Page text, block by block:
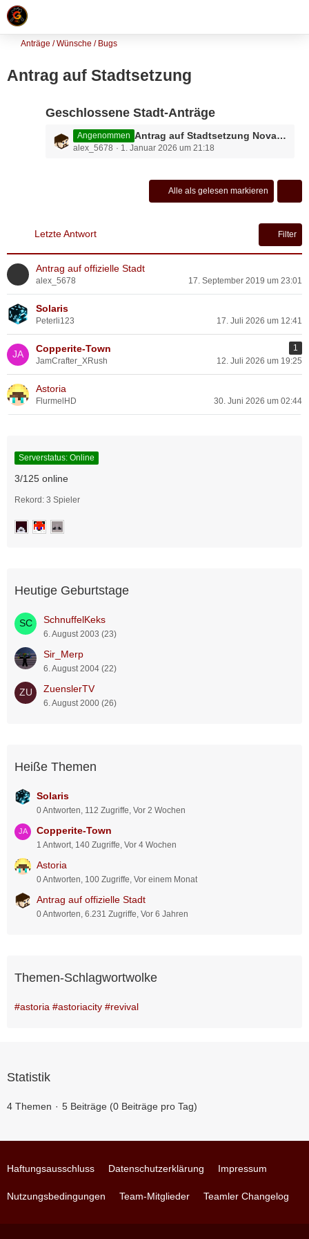
Anträge / Wünsche / Bugs
Antrag auf Stadtsetzung
Geschlossene Stadt-Anträge
L
e
e
r
ä
e
Angenommen Antrag auf Stadtsetzung Nova Roma
alex_5678 1. Januar 2026 um 21:18
Alle als gelesen markieren
Letzte Antwort Filter
Antrag auf offizielle Stadt
alex_5678 17. September 2019 um 23:01
Solaris
Peterli123 17. Juli 2026 um 12:41
Copperite-Town
1
JamCrafter_XRush
12. Juli 2026 um 19:25
Astoria
FlurmelHD 30. Juni 2026 um 02:44
Serverstatus: Online
3/125 online
Rekord: 3 Spieler
Heutige Geburtstage
SchnuffelKeks
6. August 2003 (23)
Sir_Merp
6. August 2004 (22)
ZuenslerTV
6. August 2000 (26)
Heiße Themen
Solaris
0 Antworten, 112 Zugriffe, Vor 2 Wochen
Copperite-Town
1 Antwort, 140 Zugriffe, Vor 4 Wochen
Astoria
0 Antworten, 100 Zugriffe, Vor einem Monat
Antrag auf offizielle Stadt
0 Antworten, 6.231 Zugriffe, Vor 6 Jahren
Themen-Schlagwortwolke
#astoria #astoriacity #revival
Statistik
4 Themen 5 Beiträge (0 Beiträge pro Tag)
Haftungsausschluss Datenschutzerklärung Impressum
Nutzungsbedingungen Team-Mitglieder Teamler Changelog